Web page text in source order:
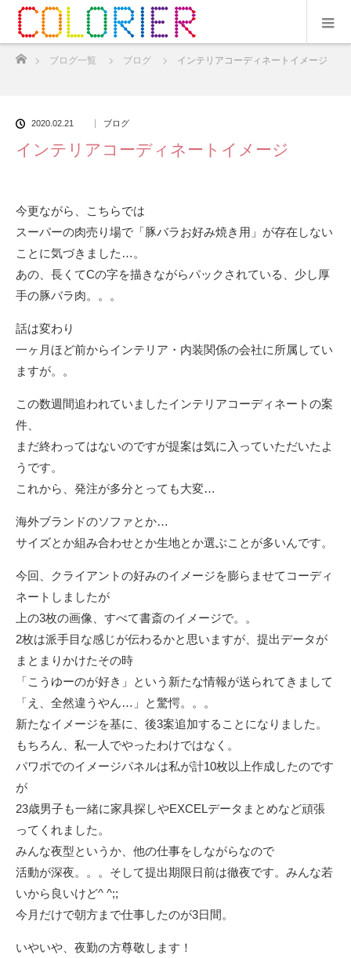
ブログ一覧 ブログ インテリアコーディネートイメージ
2020.02.21 ブログ
インテリアコーディネートイメージ
今更ながら、こちらでは
スーパーの肉売り場で「豚バラお好み焼き用」が存在しない
ことに気づきました…。
あの、長くてCの字を描きながらパックされている、少し厚
手の豚バラ肉。。。
話は変わり
一ヶ月ほど前からインテリア・内装関係の会社に所属してい
ますが。。
この数週間追われていましたインテリアコーディネートの案
件、
まだ終わってはないのですが提案は気に入っていただいたよ
うです。
これから、発注が多分とっても大変…
海外ブランドのソファとか…
サイズとか組み合わせとか生地とか選ぶことが多いんです。
今回、クライアントの好みのイメージを膨らませてコーディ
ネートしましたが
上の3枚の画像、すべて書斎のイメージで。。
2枚は派手目な感じが伝わるかと思いますが、提出データが
まとまりかけたその時
「こうゆーのが好き」という新たな情報が送られてきまして
「え、全然違うやん…」と驚愕。。。
新たなイメージを基に、後3案追加することになりました。
もちろん、私一人でやったわけではなく。
パワポでのイメージパネルは私が計10枚以上作成したのです
が
23歳男子も一緒に家具探しやEXCELデータまとめなど頑張
ってくれました。
みんな夜型というか、他の仕事をしながらなので
活動が深夜。。。そして提出期限日前は徹夜です。みんな若
いから良いけど^ ^;;
今月だけで朝方まで仕事したのが3日間。
いやいや、夜勤の方尊敬します！